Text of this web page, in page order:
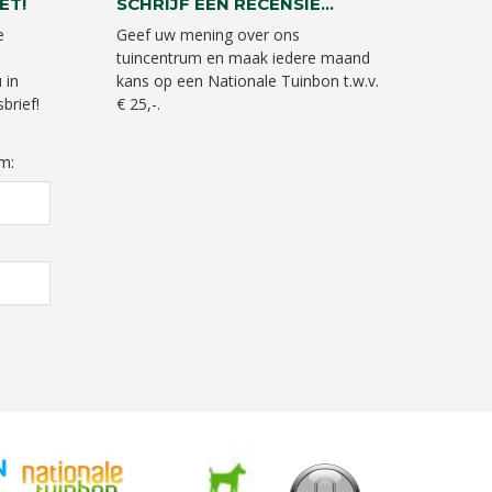
in
Geef uw mening over ons
tuincentrum en maak iedere maand
kans op een Nationale Tuinbon t.w.v.
€ 25,-.